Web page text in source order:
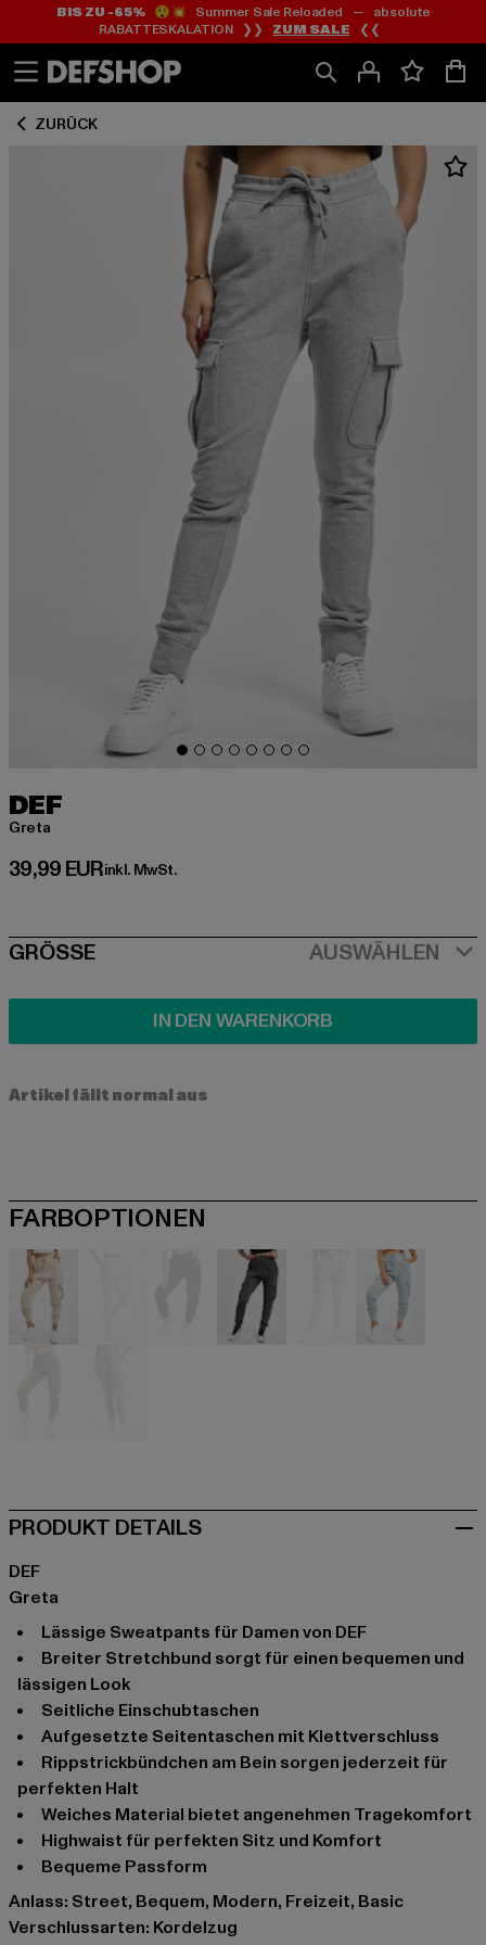
Zum
Inhalt
springen
Zum
Fußzeile
springen
BIS ZU -65%😲💥 Summer Sale Reloaded — absolute
RABATTESKALATION ❯❯ ZUM SALE ❮❮
ZURÜCK
DEF
Greta
39,99 EUR
Derzeitiger Preis: 39,99 EUR
inkl. MwSt.
SIZE
GRÖSSE AUSWÄHLEN
IN DEN WARENKORB
Artikel fällt normal aus
FARBOPTIONEN
PRODUKT DETAILS
DEF
Greta
lässige Sweatpants für Damen von DEF
breiter Stretchbund sorgt für einen bequemen und
lässigen Look
seitliche Einschubtaschen
aufgesetzte Seitentaschen mit Klettverschluss
Rippstrickbündchen am Bein sorgen jederzeit für
perfekten Halt
weiches Material bietet angenehmen Tragekomfort
Highwaist für perfekten Sitz und Komfort
bequeme Passform
Anlass: Street, Bequem, Modern, Freizeit, Basic
Verschlussarten: Kordelzug